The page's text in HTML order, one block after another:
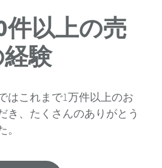
件以上の売
験
はこれまで1万件以上のお
き、たくさんのありがとう